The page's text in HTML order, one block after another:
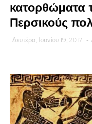
κατορθώματα
Περσικούς
Δευτέρα, Ιουνίου 19, 2017 -